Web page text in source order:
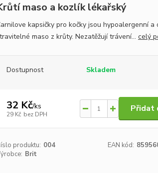
maso a kozlík lékařský
kapsičky pro kočky jsou hypoalergenní a
maso z krůty. Nezatěžují trávení... celý
Dostupnost Skladem
32 Kč/ks
29 Kč bez DPH
Přidat
produktu: 004 EAN kód:
Brit